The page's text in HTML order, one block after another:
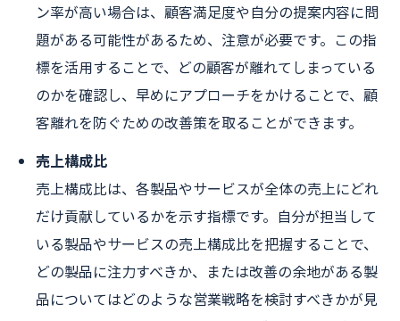
ン率が高い場合は、顧客満足度や自分の提案内容に問
題がある可能性があるため、注意が必要です。この指
標を活用することで、どの顧客が離れてしまっている
のかを確認し、早めにアプローチをかけることで、顧
客離れを防ぐための改善策を取ることができます。
売上構成比
売上構成比は、各製品やサービスが全体の売上にどれ
だけ貢献しているかを示す指標です。自分が担当して
いる製品やサービスの売上構成比を把握することで、
どの製品に注力すべきか、または改善の余地がある製
品についてはどのような営業戦略を検討すべきかが見